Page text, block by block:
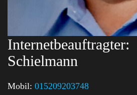
Internetbeauftragter:
Schielmann
Mobil: 015209203748